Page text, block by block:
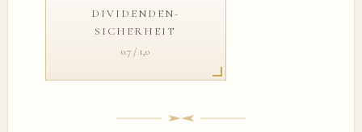
DIVIDENDEN-
SICHERHEIT
0.7 / 1,0